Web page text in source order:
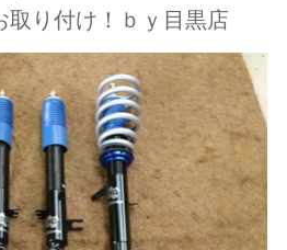
取り付け！ｂｙ目黒店